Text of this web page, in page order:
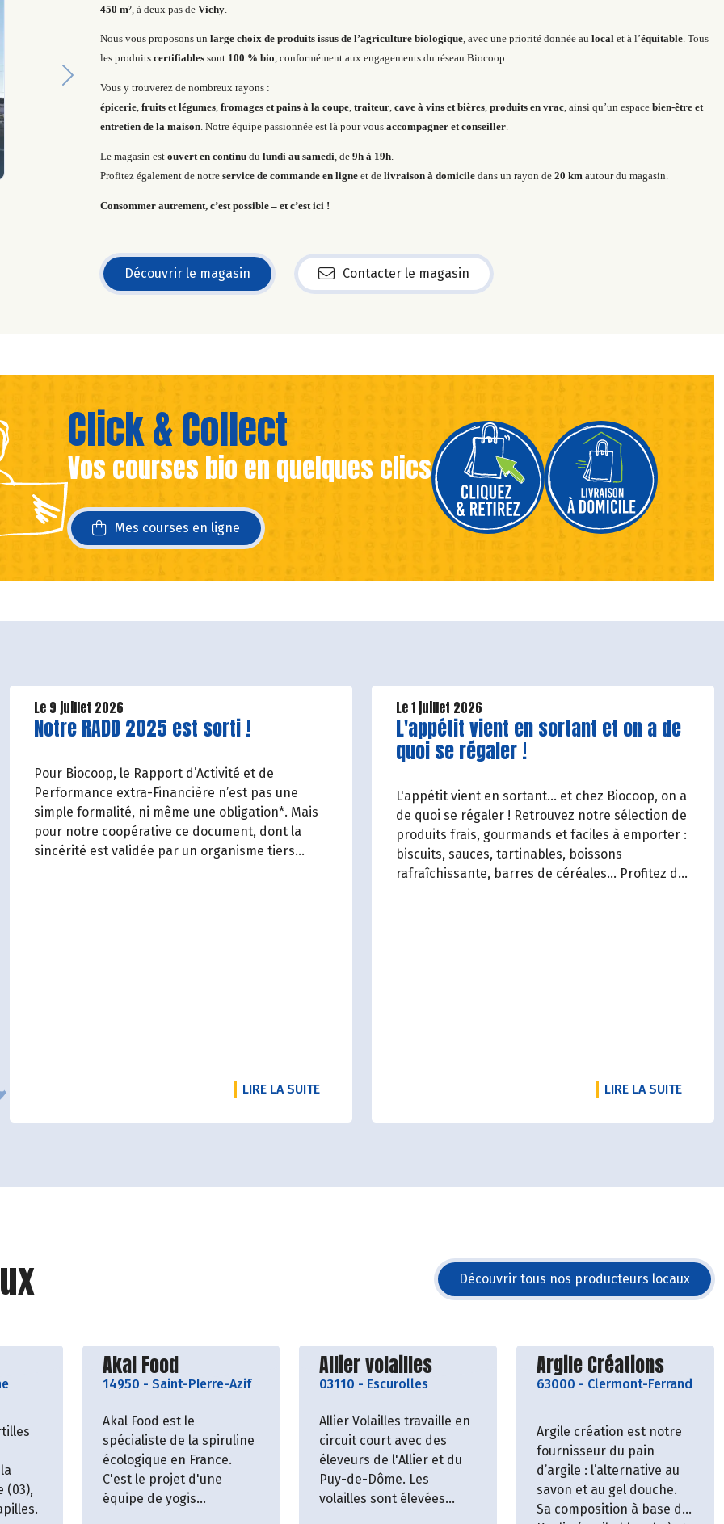
Next
450 m² , à deux pas de Vichy
Nous vous proposons un large choix de produits issus de l’agriculture biologique, avec une priorité donnée au local et à l’équitable. Tous
les produits certifiables sont 100 % bio, conformément aux engagements du réseau Biocoop.
Vous y trouverez de nombreux rayons :
épicerie, fruits et légumes, fromages et pains à la coupe, traiteur, cave à vins et bières, produits en vrac, ainsi qu’un espace bien-être et
entretien de la maison. Notre équipe passionnée est là pour vous accompagner et conseiller.
Le magasin est ouvert en continu du lundi au samedi , de 9h à 19h
Profitez également de notre service de commande en ligne et de livraison à domicile dans un rayon de 20 km autour du magasin.
Consommer autrement, c’est possible – et c’est ici !
Découvrir le magasin Contacter le magasin
Click & Collect
Vos courses bio en quelques clics
Mes courses en ligne
une nouvelle fenêtre)
une nouvelle fenêtre)
Le 9 juillet 2026
Lire la suite de l'article
Notre RADD 2025 est sorti !
Pour Biocoop, le Rapport d’Activité et de
Performance extra-Financière n’est pas une
simple formalité, ni même une obligation*. Mais
pour notre coopérative ce document, dont la
sincérité est validée par un organisme tiers
LIRE LA SUITEDE L'ARTICLE NOTRE RADD 2025 EST SORTI !
Le 1 juillet 2026
Lire la suite de l'article
L'appétit vient en sortant et on a de
quoi se régaler !
L'appétit vient en sortant... et chez Biocoop, on a
de quoi se régaler ! Retrouvez notre sélection de
produits frais, gourmands et faciles à emporter :
biscuits, sauces, tartinables, boissons
rafraîchissante, barres de céréales... Profitez de
LIRE LA SUITEDE
Découvrir tous nos producteurs locaux
(03),
Découvrir le producteur
Akal Food
14950 - Saint-PIerre-Azif
Akal Food est le
spécialiste de la spiruline
écologique en France.
C'est le projet d'une
équipe de yogis
Découvrir le producteur
Allier volailles
03110 - Escurolles
Allier Volailles travaille en
circuit court avec des
éleveurs de l'Allier et du
Puy-de-Dôme. Les
volailles sont élevées
Découvrir le
Argile Créations
63000 - Clermont-Ferrand
Argile création est notre
fournisseur du pain
d’argile : l’alternative au
savon et au gel douche.
Sa composition à base de